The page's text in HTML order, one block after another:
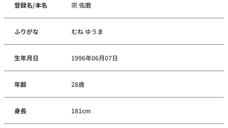
登録名/本名 宗 佑磨
ふりがな むね ゆうま
生年月日 1996年06月07日
年齢 28歳
身長 181cm